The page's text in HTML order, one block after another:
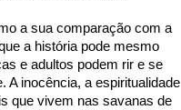
a sua comparação com a
a história pode mesmo
e adultos podem rir e se
inocência, a espiritualidade
que vivem nas savanas de